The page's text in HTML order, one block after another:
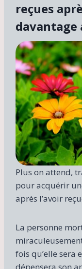
reçues
davantage
Plus on attend,
pour acquérir
après l’avoir
La personne
fois qu’elle sera